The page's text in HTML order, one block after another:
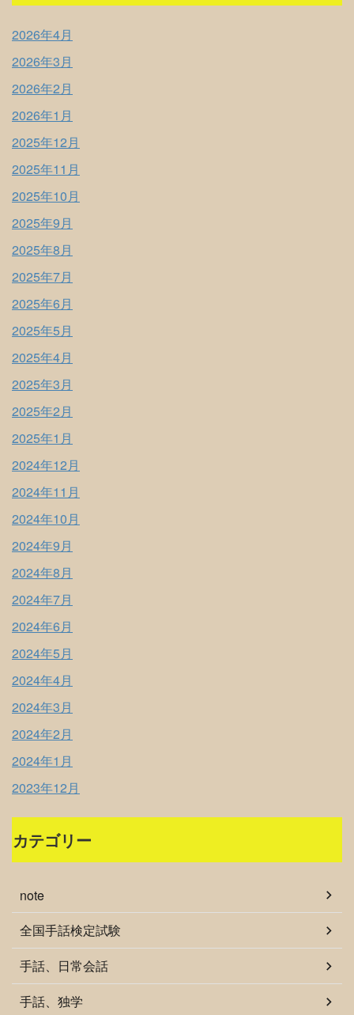
2026年4月
2026年3月
2026年2月
2026年1月
2025年12月
2025年11月
2025年10月
2025年9月
2025年8月
2025年7月
2025年6月
2025年5月
2025年4月
2025年3月
2025年2月
2025年1月
2024年12月
2024年11月
2024年10月
2024年9月
2024年8月
2024年7月
2024年6月
2024年5月
2024年4月
2024年3月
2024年2月
2024年1月
2023年12月
カテゴリー
note
全国手話検定試験
手話、日常会話
手話、独学